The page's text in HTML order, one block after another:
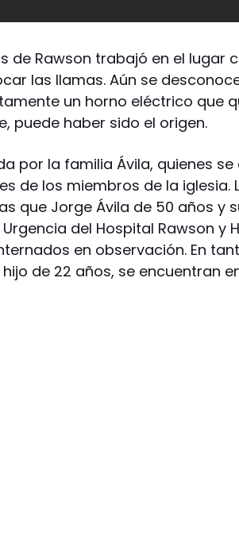
de Rawson trabajó en el lugar
las llamas. Aún se
un horno eléctrico que
puede haber sido el origen.
por la familia Ávila, quienes
de los miembros de la iglesia.
que Jorge Ávila de 50 años y
del Hospital Rawson y
en observación. En
de 22 años, se encuentran